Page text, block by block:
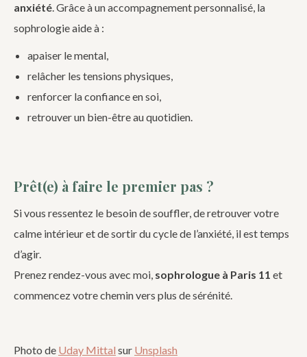
anxiété. Grâce à un accompagnement personnalisé, la
sophrologie aide à :
apaiser le mental,
relâcher les tensions physiques,
renforcer la confiance en soi,
retrouver un bien-être au quotidien.
Prêt(e) à faire le premier pas ?
Si vous ressentez le besoin de souffler, de retrouver votre
calme intérieur et de sortir du cycle de l’anxiété, il est temps
d’agir.
Prenez rendez-vous avec moi, sophrologue à Paris 11 et
commencez votre chemin vers plus de sérénité.
Photo de Uday Mittal sur Unsplash